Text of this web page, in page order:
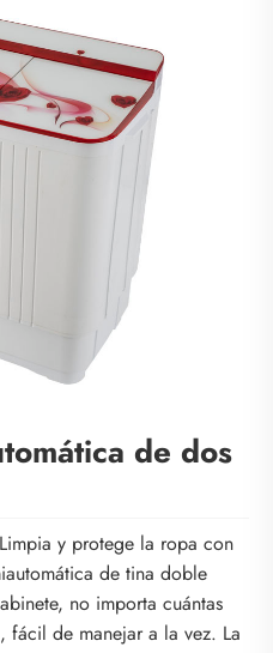
de dos
y protege la ropa con
de tina doble
no importa cuántas
fácil de manejar a la vez. La